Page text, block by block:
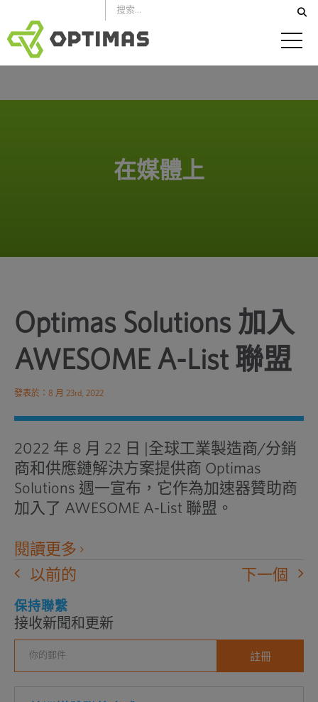
到
內
容
在媒體上
Optimas Solutions 加入
AWESOME A-List 聯盟
發表於：8 月 23rd, 2022
2022 年 8 月 22 日 |全球工業製造商/分銷
商和供應鏈解決方案提供商 Optimas
Solutions 週一宣布，它作為加速器贊助商
加入了 AWESOME A-List 聯盟。
閱讀更多在新窗口中打開外部網站
以前的
下一個
保持聯繫
接收新聞和更新